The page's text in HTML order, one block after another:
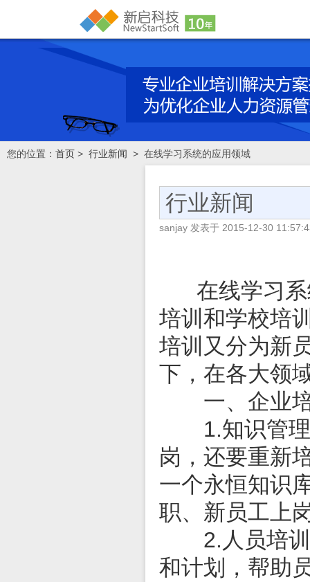
您的位置： 首页 > 行业新闻 > 在线学习系统的应用领域
行业新闻
sanjay 发表于 2015-12-30
在线学习系
培训和学校培
培训又分为新
下，在各大领
一、企业
1.知识管理
岗，还要重新
一个永恒知识
职、新员工上
2.人员培训
和计划，帮助